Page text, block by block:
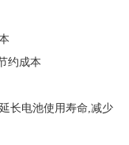
约成本
长电池使用寿命,减少